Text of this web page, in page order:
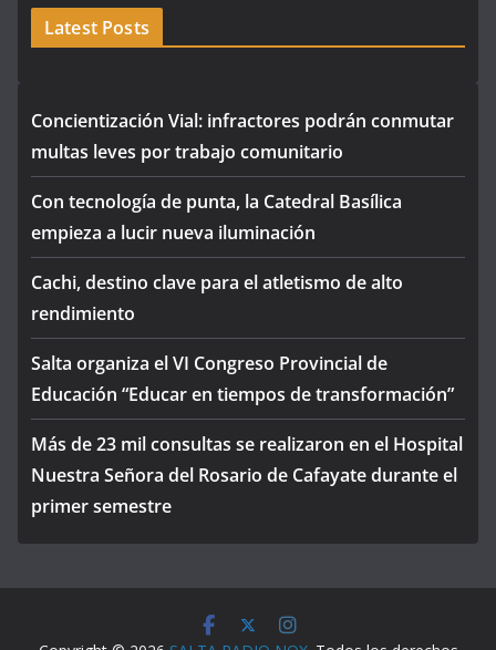
Latest Posts
Concientización Vial: infractores podrán conmutar
multas leves por trabajo comunitario
Con tecnología de punta, la Catedral Basílica
empieza a lucir nueva iluminación
Cachi, destino clave para el atletismo de alto
rendimiento
Salta organiza el VI Congreso Provincial de
Educación “Educar en tiempos de transformación”
Más de 23 mil consultas se realizaron en el Hospital
Nuestra Señora del Rosario de Cafayate durante el
primer semestre